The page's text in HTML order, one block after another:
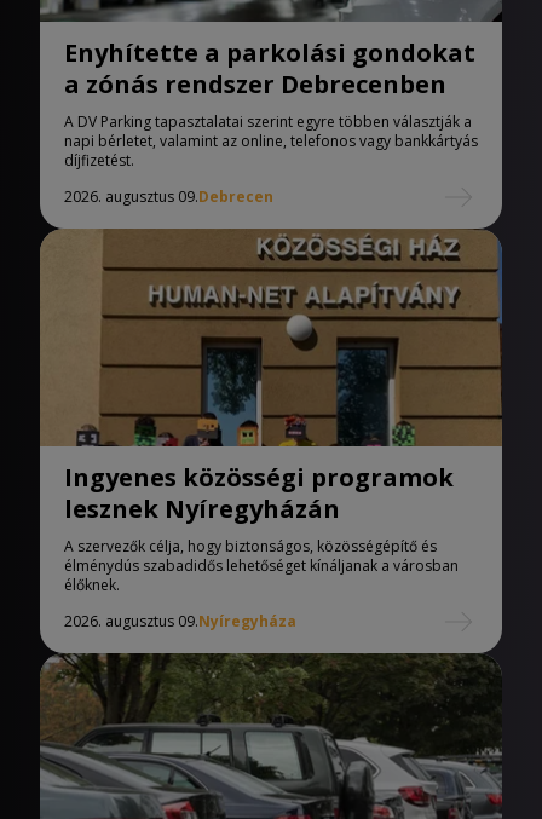
Enyhítette a parkolási gondokat
a zónás rendszer Debrecenben
A DV Parking tapasztalatai szerint egyre többen választják a
napi bérletet, valamint az online, telefonos vagy bankkártyás
díjfizetést.
2026. augusztus 09.Debrecen
Ingyenes közösségi programok
lesznek Nyíregyházán
A szervezők célja, hogy biztonságos, közösségépítő és
élménydús szabadidős lehetőséget kínáljanak a városban
élőknek.
2026. augusztus 09.Nyíregyháza